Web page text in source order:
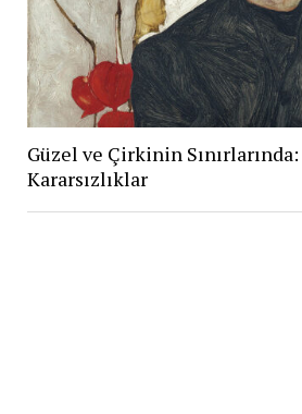
Güzel ve Çirkinin
Kararsızlıklar